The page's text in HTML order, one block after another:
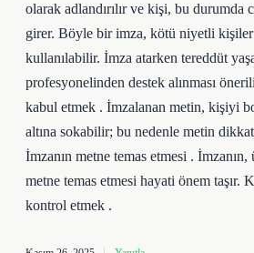
olarak adlandırılır ve kişi, bu durumda
girer. Böyle bir imza, kötü niyetli kişiler
kullanılabilir. İmza atarken tereddüt
profesyonelinden destek alınması
kabul etmek . İmzalanan metin, kişiyi
altına sokabilir; bu nedenle metin
İmzanın metne temas etmesi . İmzanın,
metne temas etmesi hayati önem taşır.
kontrol etmek .